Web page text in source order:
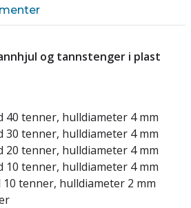
og tannstenger i plast
40 tenner, hulldiameter 4 mm
30 tenner, hulldiameter 4 mm
20 tenner, hulldiameter 4 mm
10 tenner, hulldiameter 4 mm
tenner, hulldiameter 2 mm